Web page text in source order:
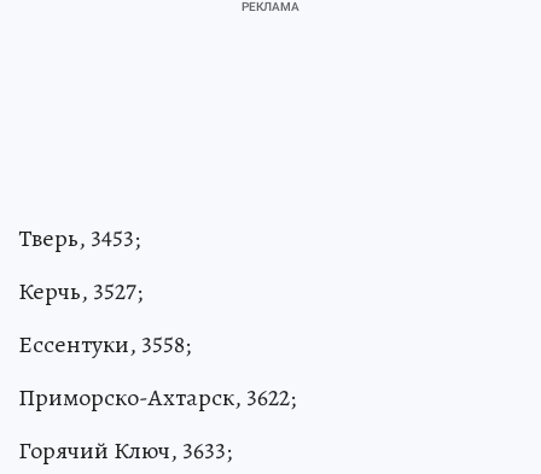
Тверь, 3453;
Керчь, 3527;
Ессентуки, 3558;
Приморско-Ахтарск, 3622;
Горячий Ключ, 3633;